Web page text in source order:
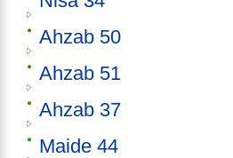
Ahzab 50
Ahzab 51
Ahzab 37
Maide 44